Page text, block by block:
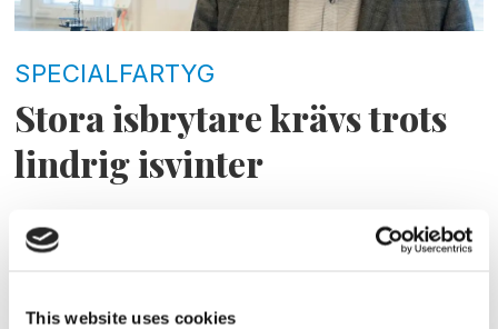
This website uses cookies
SPECIALFARTYG
Stora isbrytare krävs trots
lindrig isvinter